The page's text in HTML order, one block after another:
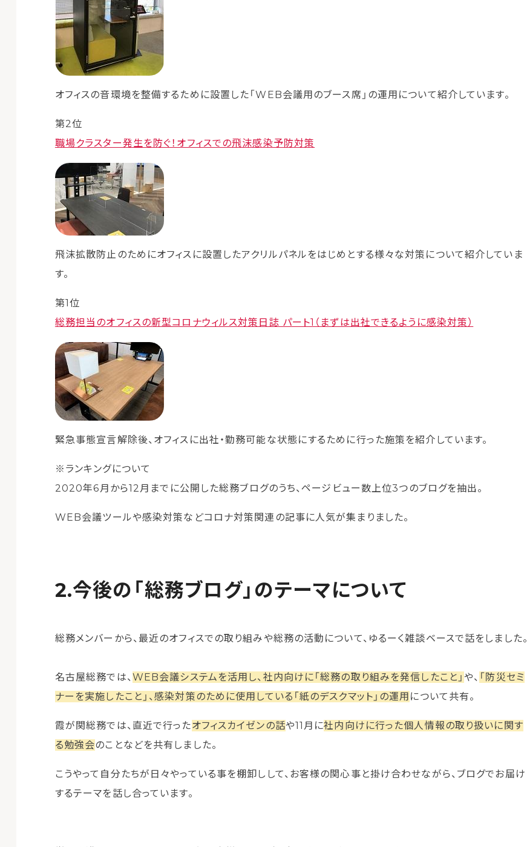
オフィスの音環境を整備するために設置した「WEB会議用のブース席」の運用について紹介しています。
第2位
職場クラスター発生を防ぐ！オフィスでの飛沫感染予防対策
飛沫拡散防止のためにオフィスに設置したアクリルパネルをはじめとする様々な対策について紹介していま
す。
第1位
総務担当のオフィスの新型コロナウィルス対策日誌 パート1（まずは出社できるように感染対策）
緊急事態宣言解除後、オフィスに出社・勤務可能な状態にするために行った施策を紹介しています。
※ランキングについて
2020年6月から12月までに公開した総務ブログのうち、ページビュー数上位3つのブログを抽出。
WEB会議ツールや感染対策などコロナ対策関連の記事に人気が集まりました。
今後の「総務ブログ」のテーマについて
総務メンバーから、最近のオフィスでの取り組みや総務の活動について、ゆるーく雑談ベースで話をしました。
名古屋総務では、 WEB会議システムを活用し、社内向けに「総務の取り組みを発信したこと」や、 「防災セミ
ナーを実施したこと」、感染対策のために使用している「紙のデスクマット」の運用 について共有。
霞が関総務では、直近で行ったオフィスカイゼンの話や11月に社内向けに行った個人情報の取り扱いに関す
る勉強会のことなどを共有しました。
こうやって自分たちが日々やっている事を棚卸しして、お客様の関心事と掛け合わせながら、ブログでお届け
するテーマを話し合っています。